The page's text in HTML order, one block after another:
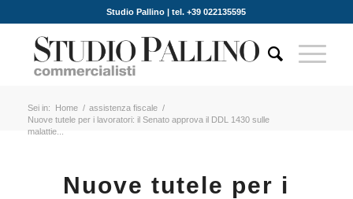
Studio Pallino | tel. +39 022135595
Sei in: Home / assistenza fiscale /
Nuove tutele per i lavoratori: il Senato approva il DDL 1430 sulle
malattie...
Nuove tutele per i